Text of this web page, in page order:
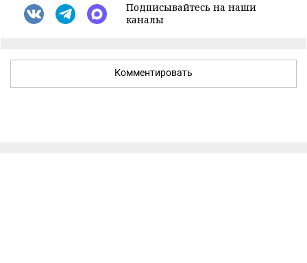
Подписывайтесь на наши
каналы
Комментировать